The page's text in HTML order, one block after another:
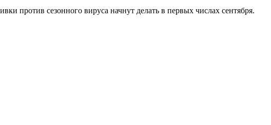
против сезонного вируса начнут делать в первых числах сентября.